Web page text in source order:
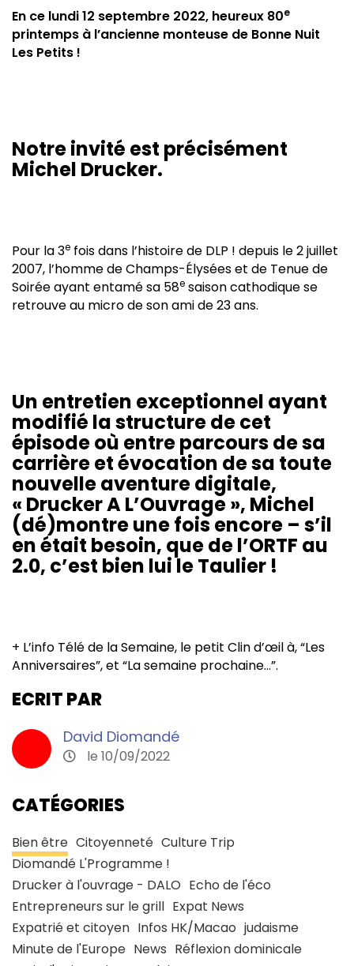
En ce lundi 12 septembre 2022, heureux 80e
printemps à l’ancienne monteuse de Bonne Nuit
Les Petits !
Notre invité est précisément
Michel Drucker.
Pour la 3e fois dans l’histoire de DLP ! depuis le 2 juillet
2007, l’homme de Champs-Élysées et de Tenue de
Soirée ayant entamé sa 58e saison cathodique se
retrouve au micro de son ami de 23 ans.
Un entretien exceptionnel ayant
modifié la structure de cet
épisode où entre parcours de sa
carrière et évocation de sa toute
nouvelle aventure digitale,
« Drucker A L’Ouvrage », Michel
(dé)montre une fois encore – s’il
en était besoin, que de l’ORTF au
2.0, c’est bien lui le Taulier !
+ L’info Télé de la Semaine, le petit Clin d’œil à, “Les
Anniversaires”, et “La semaine prochaine…”.
ECRIT PAR
David Diomandé
le 10/09/2022
CATÉGORIES
Bien être Citoyenneté Culture Trip
Diomandé L'Programme !
Drucker à l'ouvrage - DALO Echo de l'éco
Entrepreneurs sur le grill Expat News
Expatrié et citoyen Infos HK/Macao judaisme
Minute de l'Europe News Réflexion dominicale